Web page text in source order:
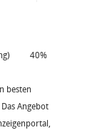
40%
besten
Angebot